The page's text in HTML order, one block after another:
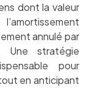
dont la valeur
annulé par
stratégie
pour
en anticipant